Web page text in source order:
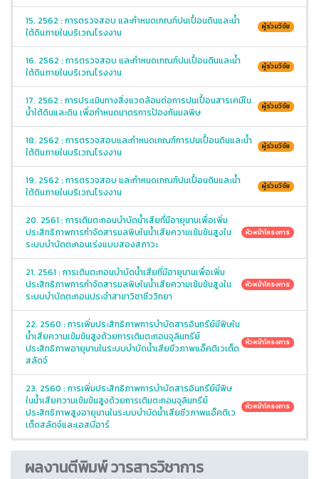
15. 2562 : การตรวจสอบ และกำหนดเกณฑ์ปนเปื้อนดินและน้ำ
ใต้ดินภายในบริเวณโรงงาน
ผู้ร่วมวิจัย
16. 2562 : การตรวจสอบ และกำหนดเกณฑ์ปนเปื้อนดินและน้ำ
ใต้ดินภายในบริเวณโรงงาน
ผู้ร่วมวิจัย
17. 2562 : การประเมินทางสิ่งแวดล้อมต่อการปนเปื้อนสารเคมีใน
น้ำใต้ดินและดิน เพื่อกำหนดมาตรการป้องกันมลพิษ
ผู้ร่วมวิจัย
18. 2562 : การตรวจสอบและกำหนดเกณฑ์การปนเปื้อนดินและน้ำ
ใต้ดินภายในบริเวณโรงงาน
ผู้ร่วมวิจัย
19. 2562 : การตรวจสอบ และกำหนดเกณฑ์ปนเปื้อนดินและน้ำ
ใต้ดินภายในบริเวณโรงงาน
ผู้ร่วมวิจัย
20. 2561 : การเติมตะกอนบำบัดน้ำเสียที่มีอายุนานเพื่อเพิ่ม
ประสิทธิภาพการกำจัดสารมลพิษในน้ำเสียความเข้มข้นสูงใน
ระบบบำบัดตะกอนเร่งแบบสองสภาวะ
หัวหน้าโครงการ
21. 2561 : การเติมตะกอนบำบัดน้ำเสียที่มีอายุนานเพื่อเพิ่ม
ประสิทธิภาพการกำจัดสารมลพิษในน้ำเสียความเข้มข้นสูงใน
ระบบบำบัดตะกอนประจำสาขาวิชาชีววิทยา
หัวหน้าโครงการ
22. 2560 : การเพิ่มประสิทธิภาพการบำบัดสารอินทรีย์มีพิษใน
น้ำเสียความเข้มข้นสูงด้วยการเติมตะกอนจุลินทรีย์
ประสิทธิภาพอายุนานในระบบบำบัดน้ำเสียขีวภาพแอ็คติเวเต็ด
สลัดจ์
หัวหน้าโครงการ
23. 2560 : การเพิ่มประสิทธิภาพการบำบัดสารอินทรีย์มีพิษ
ในนํ้าเสียความเข้มข้นสูงด้วยการเติมตะกอนจุลินทรีย์
ประสิทธิภาพสูงอายุนานในระบบบำบัดนํ้าเสียชีวภาพแอ็คติเว
เต็ดสลัดจ์และเอสบีอาร์
หัวหน้าโครงการ
ผลงานตีพิมพ์ วารสารวิชาการ